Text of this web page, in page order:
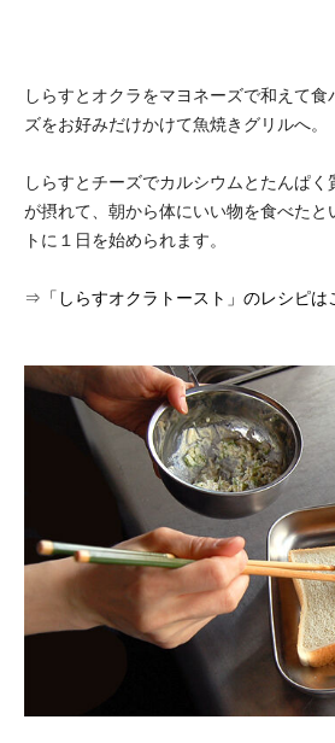
しらすとオクラをマヨネーズで和えて
ズをお好みだけかけて魚焼きグリルへ。
しらすとチーズでカルシウムとたんぱ
が摂れて、朝から体にいい物を食べたと
トに１日を始められます。
⇒ 「しらすオクラトースト」のレシピは